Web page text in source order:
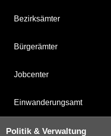
Bezirksämter
Bürgerämter
Jobcenter
Einwanderungsamt
Politik & Verwaltung